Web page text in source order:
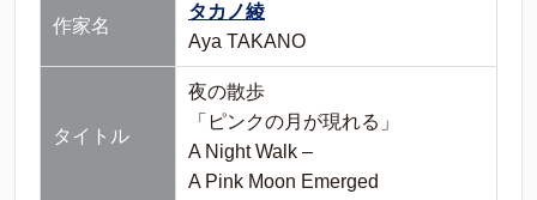
作家名
タカノ綾
Aya TAKANO
タイトル
夜の散歩
「ピンクの月が現れる」
A Night Walk –
A Pink Moon Emerged